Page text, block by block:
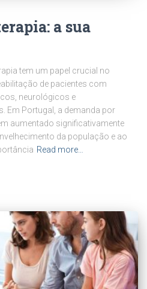
a sua
tem um papel crucial no
de pacientes com
neurológicos e
Em Portugal, a demanda por
aumentado significativamente
da população e ao
Read more…